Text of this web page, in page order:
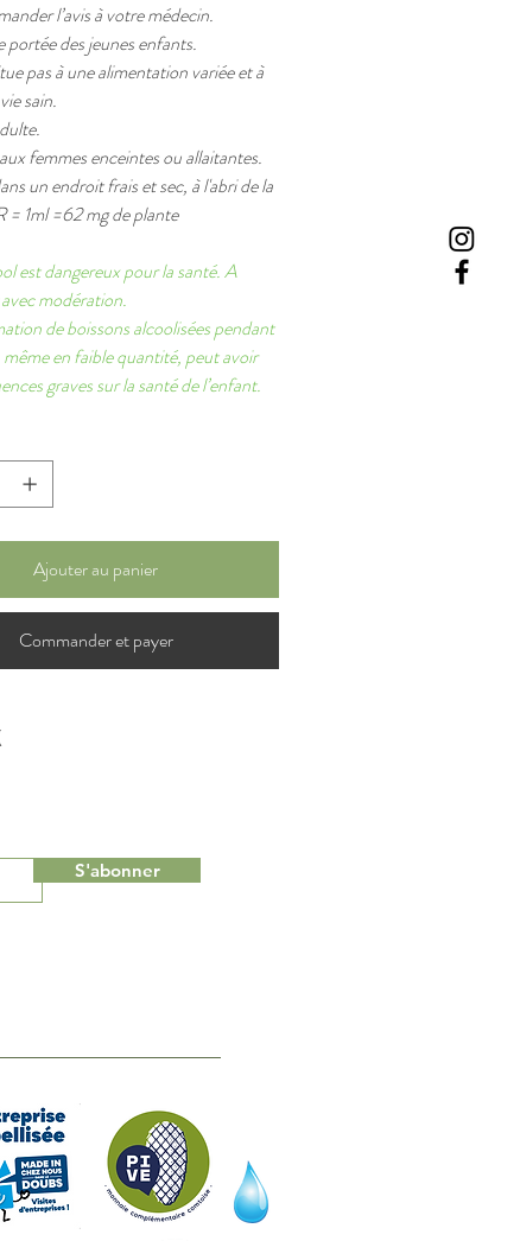
l’avis à votre médecin.
portée des jeunes enfants.
pas à une alimentation variée et à
sain.
femmes enceintes ou allaitantes.
un endroit frais et sec, à l'abri de la
= 1ml =62 mg de plante
est dangereux pour la santé. A
modération.
de boissons alcoolisées pendant
même en faible quantité, peut avoir
graves sur la santé de l’enfant.
Ajouter au panier
Commander et payer
S'abonner